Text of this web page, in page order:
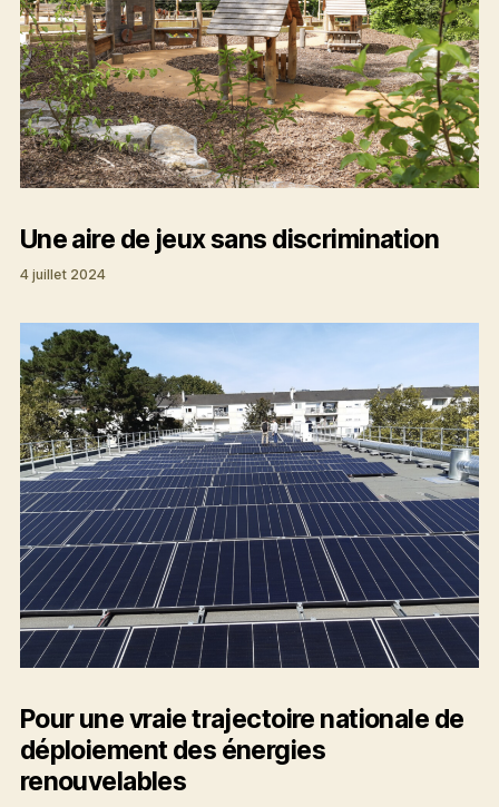
Une aire de jeux sans discrimination
4 juillet 2024
Pour une vraie trajectoire nationale de
déploiement des énergies
renouvelables